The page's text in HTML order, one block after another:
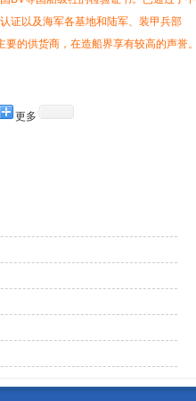
证以及海军各基地和陆军、装甲兵部
的供货商，在造船界享有较高的声誉。
更多